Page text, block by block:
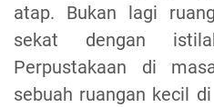
atap. Bukan lagi
sekat dengan
Perpustakaan di
sebuah ruangan kecil